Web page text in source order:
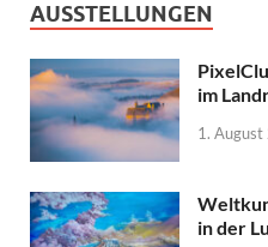
AUSSTELLUNGEN
im
1.
in der